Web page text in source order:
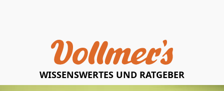
WISSENSWERTES UND RATGEBER